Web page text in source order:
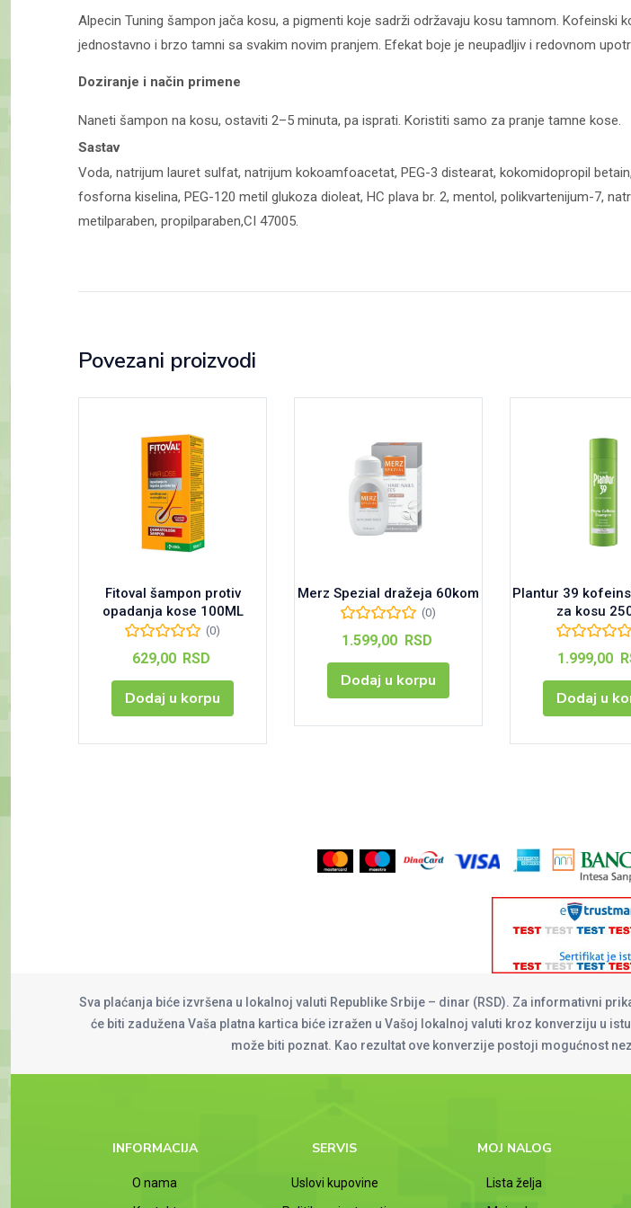
Alpecin Tuning šampon jača kosu, a pigmenti koje sadrži održavaju kosu tamnom.
jednostavno i brzo tamni sa svakim novim pranjem. Efekat boje je neupadljiv i redovnom
Doziranje i način primene
Naneti šampon na kosu, ostaviti 2–5 minuta, pa isprati. Koristiti samo za pranje tamne kose.
Sastav
Voda, natrijum lauret sulfat, natrijum kokoamfoacetat, PEG-3 distearat, kokomidopropil
fosforna kiselina, PEG-120 metil glukoza dioleat, HC plava br. 2, mentol, polikvartenijum-7,
metilparaben, propilparaben,CI 47005.
Povezani proizvodi
Fitoval šampon protiv
opadanja kose 100ML
(0)
629,00 RSD
Dodaj u korpu
Merz Spezial dražeja 60kom
(0)
1.599,00 RSD
Dodaj u korpu
Plantur 39
za kosu
1.999,00
Dodaj u
Sva plaćanja biće izvršena u lokalnoj valuti Republike Srbije – dinar (RSD). Za informativni
će biti zadužena Vaša platna kartica biće izražen u Vašoj lokalnoj valuti kroz konverziju u
može biti poznat. Kao rezultat ove konverzije postoji mogućnost
INFORMACIJA
O nama
SERVIS
Uslovi kupovine
MOJ NALOG
Lista želja